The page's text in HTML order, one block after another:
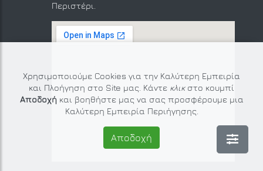
Χρησιμοποιούμε Cookies για την Καλύτερη Εμπειρία
και Πλοήγηση στο Site μας. Κάντε κλικ στο κουμπί
Αποδοχήκαι βοηθήστε μας να σας προσφέρουμε μια
Καλύτερη Εμπειρία Περιήγησης.
Αποδοχή
Περιστέρι.